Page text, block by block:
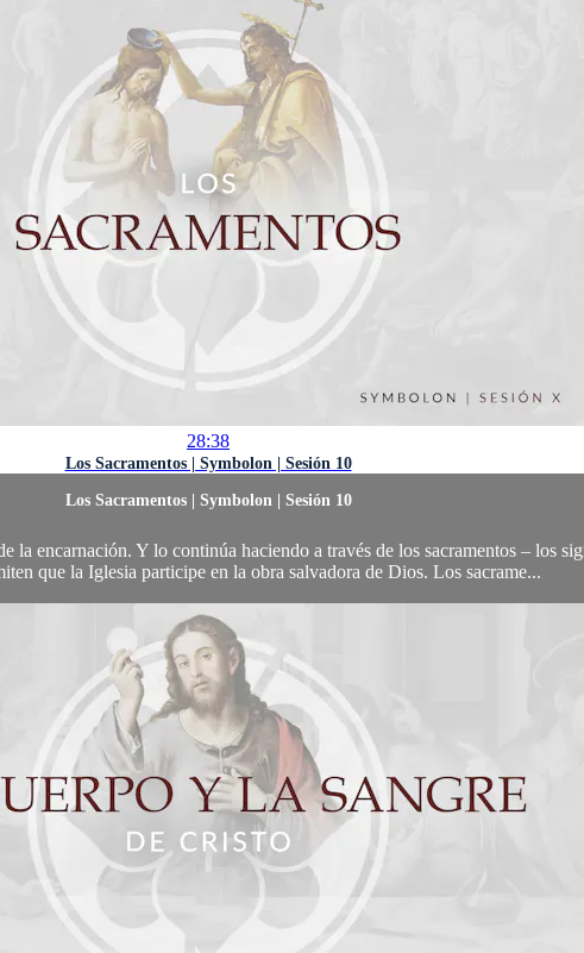
28:38
Los Sacramentos | Symbolon | Sesión 10
Los Sacramentos | Symbolon | Sesión 10
la encarnación. Y lo continúa haciendo a través de los sacramentos – los
que la Iglesia participe en la obra salvadora de Dios. Los sacrame...